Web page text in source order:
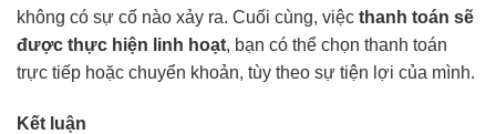
không có sự cố nào xảy ra. Cuối cùng, việc thanh toán sẽ
được thực hiện linh hoạt, bạn có thể chọn thanh toán
trực tiếp hoặc chuyển khoản, tùy theo sự tiện lợi của mình.
Kết luận